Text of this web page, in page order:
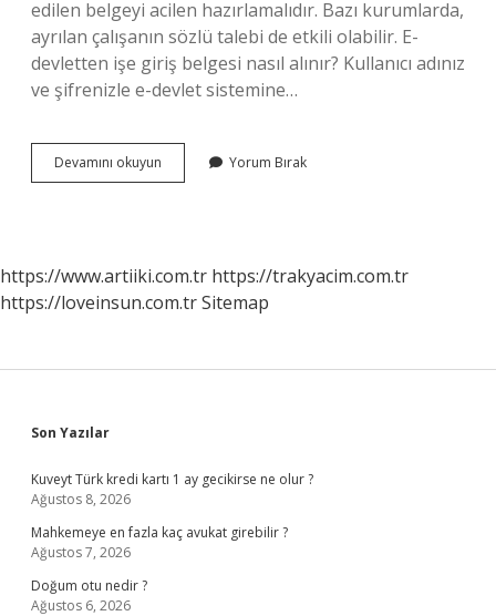
edilen belgeyi acilen hazırlamalıdır. Bazı kurumlarda,
ayrılan çalışanın sözlü talebi de etkili olabilir. E-
devletten işe giriş belgesi nasıl alınır? Kullanıcı adınız
ve şifrenizle e-devlet sistemine…
Devamını okuyun
Devletten
Yorum Bırak
https://www.artiiki.com.tr https://trakyacim.com.tr
https://loveinsun.com.trSitemap
Sidebar
Son Yazılar
Kuveyt Türk kredi kartı 1 ay gecikirse ne olur ?
Ağustos 8, 2026
Mahkemeye en fazla kaç avukat girebilir ?
Ağustos 7, 2026
Doğum otu nedir ?
Ağustos 6, 2026